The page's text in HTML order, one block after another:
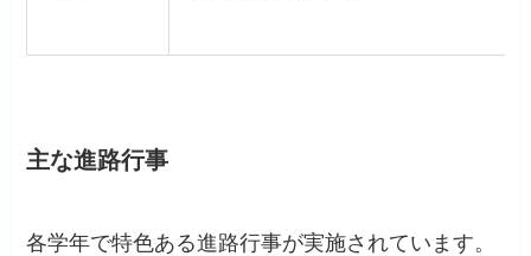
主な進路行事
各学年で特色ある進路行事が実施されています。